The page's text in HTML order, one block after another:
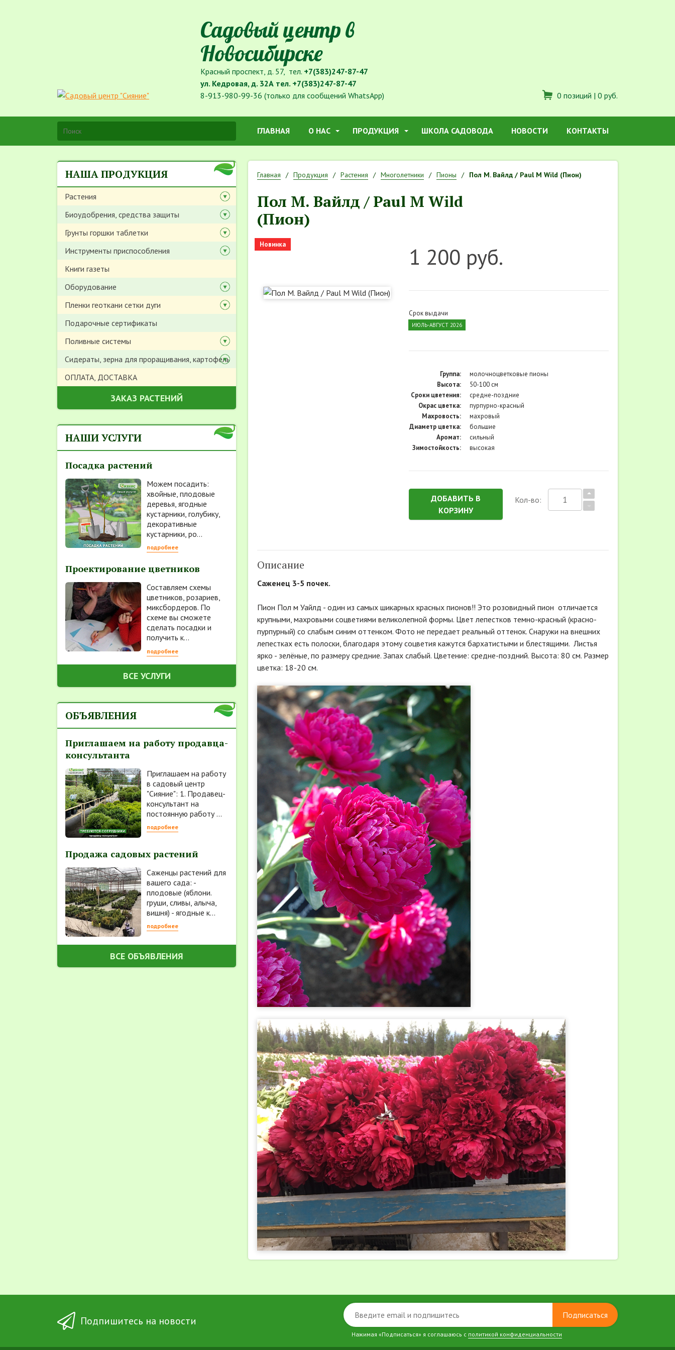
0 позиций | 0 руб.
Садовый центр в
Новосибирске
Красный проспект, д. 57, тел. +7(383)247-87-47
ул. Кедровая, д. 32А тел. +7(383)247-87-47
8-913-980-99-36 (только для сообщений WhatsApp)
ГЛАВНАЯ О НАС ПРОДУКЦИЯ ШКОЛА САДОВОДА НОВОСТИ КОНТАКТЫ
НАША ПРОДУКЦИЯ
Растения
Биоудобрения, средства защиты
Грунты горшки таблетки
Инструменты приспособления
Книги газеты
Оборудование
Пленки геоткани сетки дуги
Подарочные сертификаты
Поливные системы
Сидераты, зерна для проращивания, картофель
ОПЛАТА, ДОСТАВКА
ЗАКАЗ РАСТЕНИЙ
НАШИ УСЛУГИ
Посадка растений
Можем посадить:
хвойные, плодовые
деревья, ягодные
кустарники, голубику,
декоративные
кустарники, ро...
подробнее
Проектирование цветников
Составляем схемы
цветников, розариев,
миксбордеров. По
схеме вы сможете
сделать посадки и
получить к...
подробнее
ВСЕ УСЛУГИ
ОБЪЯВЛЕНИЯ
Приглашаем на работу продавца-
консультанта
Приглашаем на работу
в садовый центр
"Сияние": 1. Продавец-
консультант на
постоянную работу ...
подробнее
Продажа садовых растений
Саженцы растений для
вашего сада: -
плодовые (яблони.
груши, сливы, алыча,
вишня) - ягодные к...
подробнее
ВСЕ ОБЪЯВЛЕНИЯ
Главная Продукция Растения Многолетники Пионы Пол М. Вайлд / Paul M Wild (Пион)
Пол М. Вайлд / Paul M Wild
(Пион)
Новинка 1 200 руб.
Срок выдачи
ИЮЛЬ-АВГУСТ 2026
Группа:
молочноцветковые пионы
Высота:
50-100 см
Cроки цветения:
средне-поздние
Окрас цветка:
пурпурно-красный
Махровость:
махровый
Диаметр цветка:
большие
Аромат:
сильный
Зимостойкость:
высокая
ДОБАВИТЬ В
КОРЗИНУ
Кол-во:
Описание
Саженец 3-5 почек.
Пион Пол м Уайлд - один из самых шикарных красных пионов!! Это розовидный пион отличается
крупными, махровыми соцветиями великолепной формы. Цвет лепестков темно-красный (красно-
пурпурный) со слабым синим оттенком. Фото не передает реальный оттенок. Снаружи на внешних
лепестках есть полоски, благодаря этому соцветия кажутся бархатистыми и блестящими. Листья
ярко - зелёные, по размеру средние. Запах слабый. Цветение: средне-поздний. Высота: 80 см. Размер
цветка: 18-20 см.
Подпишитесь на новости Подписаться
Нажимая «Подписаться» я соглашаюсь с политикой конфиденциальности